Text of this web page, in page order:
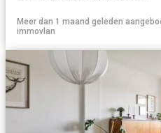
Meer dan 1 maand geleden
immovlan